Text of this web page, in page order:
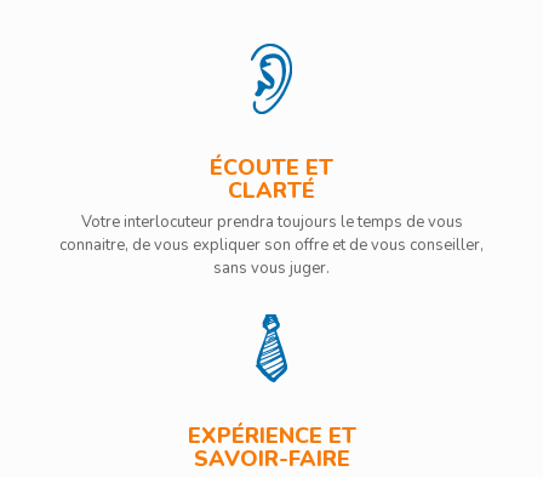
ÉCOUTE ET
CLARTÉ
Votre interlocuteur prendra toujours le temps de vous
connaitre, de vous expliquer son offre et de vous conseiller,
sans vous juger.
EXPÉRIENCE ET
SAVOIR-FAIRE